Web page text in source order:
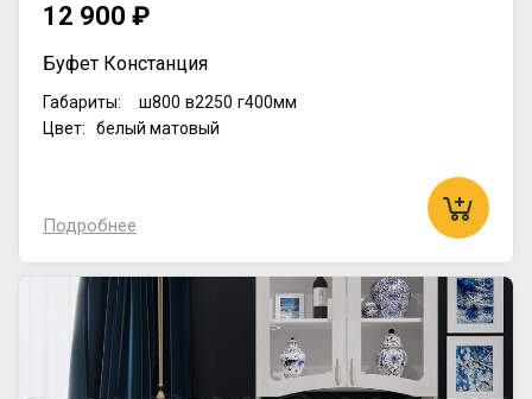
12 900 ₽
Буфет Констанция
Габариты: ш800 в2250 г400мм
Цвет: белый матовый
Подробнее